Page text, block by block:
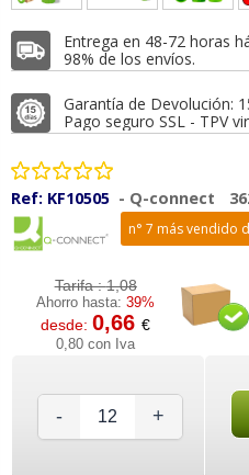
Entrega en 48-72 horas
98% de los envíos.
Garantía de Devolución:
Pago seguro SSL - TPV
Ref: KF10505 - Q-connect
n° 7 más vendido
Tarifa :1,08
Ahorro hasta:39%
desde:0,66€
0,80 con Iva
- +